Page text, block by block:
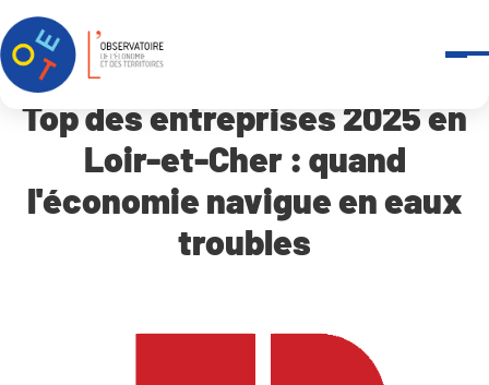
Accueil Qui sommes-nous ?
Top des entreprises 2025 en Loir-et-Cher : quand l’économie
Top des entreprises 2025 en
Loir-et-Cher : quand
l'économie navigue en eaux
troubles